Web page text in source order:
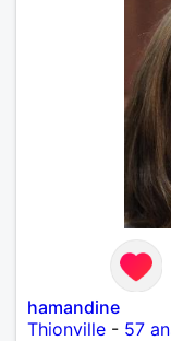
hamandine
Thionville - 57